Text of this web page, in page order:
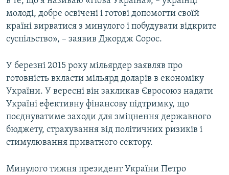
молоді, добре освічені і готові допомогти своїй
країні вирватися з минулого і побудувати відкрите
суспільство», – заявив Джордж Сорос.
У березні 2015 року мільярдер заявляв про
готовність вкласти мільярд доларів в економіку
України. У вересні він закликав Євросоюз надати
Україні ефективну фінансову підтримку, що
поєднуватиме заходи для зміцнення державного
бюджету, страхування від політичних ризиків і
стимулювання приватного сектору.
Минулого тижня президент України Петро